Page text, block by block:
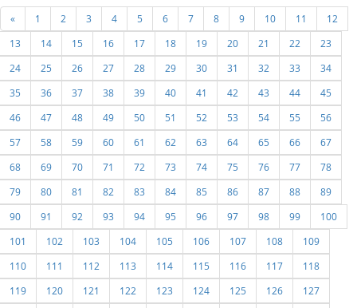
« 1 2 3 4 5 6 7 8 9 10 11
12
13
14 15 16 17 18 19 20 21 22
23
24
25 26 27 28 29 30 31 32 33
34
35
36 37 38 39 40 41 42 43 44
45
46
47 48 49 50 51 52 53 54 55
56
57
58 59 60 61 62 63 64 65 66
67
68
69 70 71 72 73 74 75 76 77
78
79
80 81 82 83 84 85 86 87 88
89
90
91 92 93 94 95 96 97 98 99
100
101
102 103 104 105 106 107 108
109
110
111 112 113 114 115 116 117
118
119
120 121 122 123 124 125 126
127